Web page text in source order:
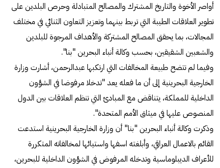
أواصر الأخوة والتاريخ المشترك والمصالح المتبادلة وحرص البلدين على
تطوير العلاقات الطيبة التي تربط بينهما وتعزيز التعاون الثنائي في مختلف
المجالات، بما يحقق المصالح المشتركة والأهداف المرجوة للبلدين
والشعبين الشقيقين، بحسب وكالة أنباء البحرين "بنا".
وفيما لم تتضح طبيعة المخالفات التي ارتكبها عبدالرحمن، أشارت وزارة
الخارجية البحرينية إلى أن ما فعله يعد "تدخلا مرفوضا في الشؤون
الداخلية للمملكة، يتناقض مع المبادئ التي تنظم العلاقات بين الدول
المنصوص عليها في ميثاق الأمم المتحدة".
وذكرت وكالة أنباء البحرين "بنا" أن وزارة الخارجية البحرينية استدعت
القائم بالاعمال العراقي، وأبلغته اسفها واستيائها لمخالفاته المتكررة
للأعراف الديبلوماسية وتدخله المرفوض في الشؤون الداخلية للبحرين،